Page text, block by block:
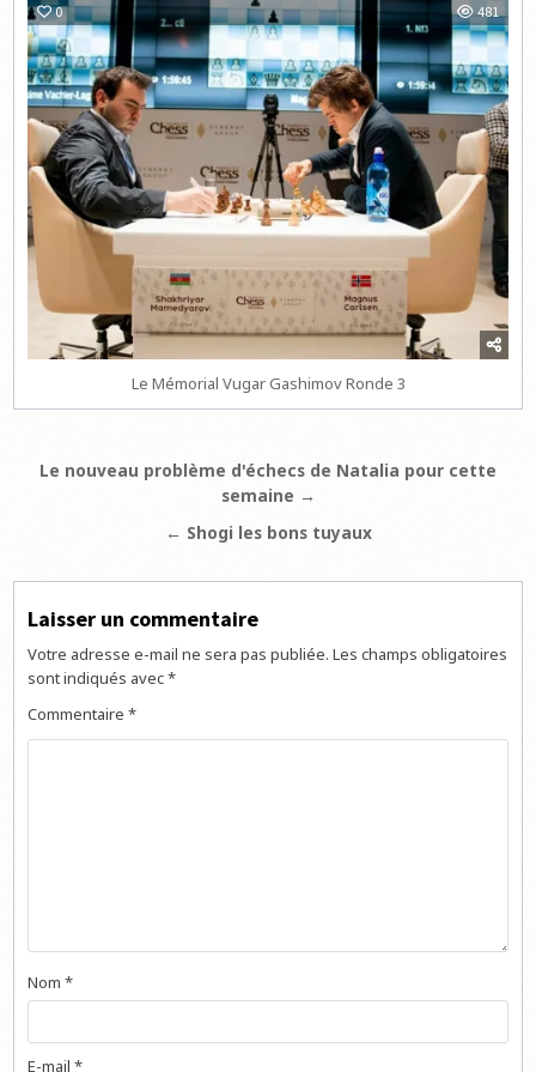
0 481
Le Mémorial Vugar Gashimov Ronde 3
Navigation
Le nouveau problème d'échecs de Natalia pour cette
semaine →
← Shogi les bons tuyaux
Laisser un commentaire
Votre adresse e-mail ne sera pas publiée. Les champs obligatoires
sont indiqués avec*
Commentaire*
Nom*
E-mail*